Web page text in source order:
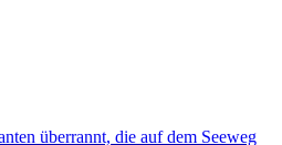
überrannt, die auf dem Seeweg